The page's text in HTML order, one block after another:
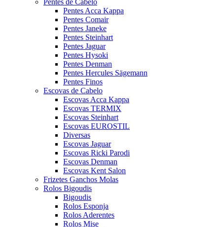
Pentes de Cabelo
Pentes Acca Kappa
Pentes Comair
Pentes Janeke
Pentes Steinhart
Pentes Jaguar
Pentes Hysoki
Pentes Denman
Pentes Hercules Sägemann
Pentes Finos
Escovas de Cabelo
Escovas Acca Kappa
Escovas TERMIX
Escovas Steinhart
Escovas EUROSTIL
Diversas
Escovas Jaguar
Escovas Ricki Parodi
Escovas Denman
Escovas Kent Salon
Frizetes Ganchos Molas
Rolos Bigoudis
Bigoudis
Rolos Esponja
Rolos Aderentes
Rolos Mise